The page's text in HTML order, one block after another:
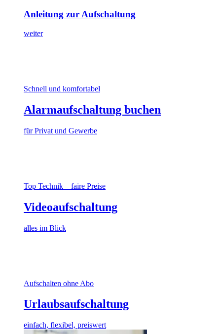
Anleitung zur Aufschaltung
weiter
Schnell und komfortabel
Alarmaufschaltung buchen
für Privat und Gewerbe
Top Technik – faire Preise
Videoaufschaltung
alles im Blick
Aufschalten ohne Abo
Urlaubsaufschaltung
einfach, flexibel, preiswert